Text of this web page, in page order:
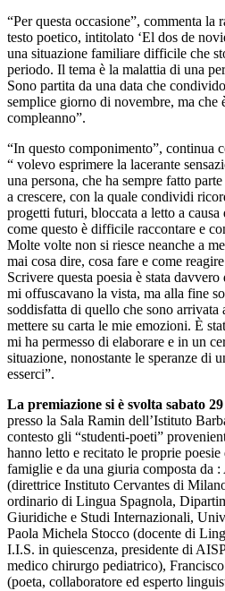
“Per questa occasione”, commenta la
testo poetico, intitolato ‘El dos de
una situazione familiare difficile che
periodo. Il tema è la malattia di una
Sono partita da una data che
semplice giorno di novembre, ma che
compleanno”.
“In questo componimento”, continua
“ volevo esprimere la lacerante
una persona, che ha sempre fatto
a crescere, con la quale condividi
progetti futuri, bloccata a letto a
come questo è difficile raccontare e
Molte volte non si riesce neanche a
mai cosa dire, cosa fare e come
Scrivere questa poesia è stata
mi offuscavano la vista, ma alla fine
soddisfatta di quello che sono arrivata
mettere su carta le mie emozioni. È
mi ha permesso di elaborare e in un
situazione, nonostante le speranze di
esserci”.
La premiazione si è svolta sabato
presso la Sala Ramin dell’Istituto
contesto gli “studenti-poeti”
hanno letto e recitato le proprie
famiglie e da una giuria composta da
(direttrice Instituto Cervantes di
ordinario di Lingua Spagnola,
Giuridiche e Studi Internazionali,
Paola Michela Stocco (docente di
I.I.S. in quiescenza, presidente di
medico chirurgo pediatrico),
(poeta, collaboratore ed esperto